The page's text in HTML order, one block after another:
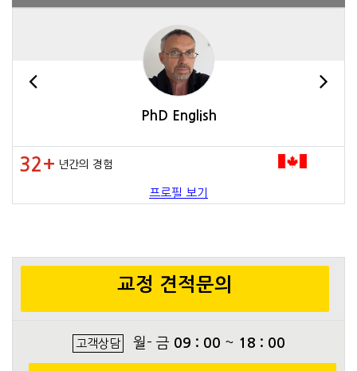
PhD English
32+ 년간의 경험
프로필 보기
교정 견적문의
고객상담 월- 금 09 : 00 ~ 18 : 00